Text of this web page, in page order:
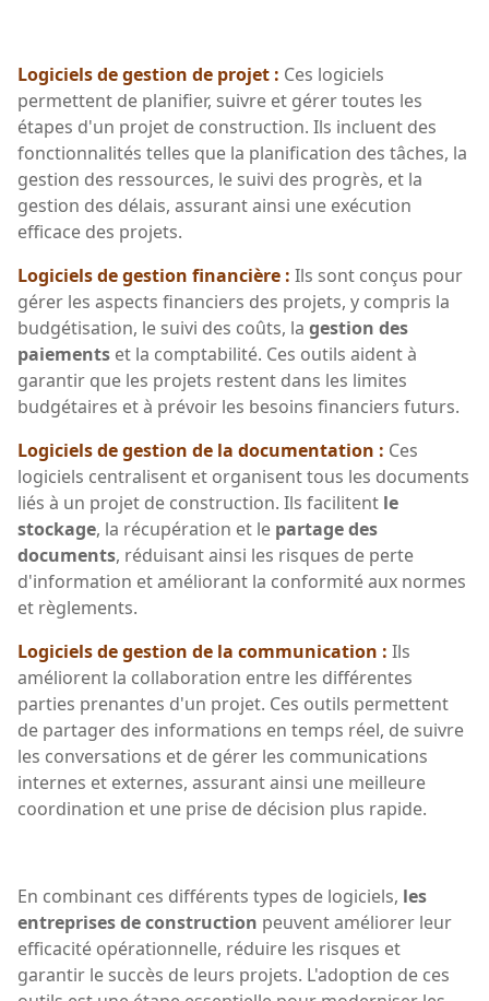
Logiciels de gestion de projet : Ces logiciels
permettent de planifier, suivre et gérer toutes les
étapes d'un projet de construction. Ils incluent des
fonctionnalités telles que la planification des tâches, la
gestion des ressources, le suivi des progrès, et la
gestion des délais, assurant ainsi une exécution
efficace des projets.
Logiciels de gestion financière : Ils sont conçus pour
gérer les aspects financiers des projets, y compris la
budgétisation, le suivi des coûts, la gestion des
paiements et la comptabilité. Ces outils aident à
garantir que les projets restent dans les limites
budgétaires et à prévoir les besoins financiers futurs.
Logiciels de gestion de la documentation : Ces
logiciels centralisent et organisent tous les documents
liés à un projet de construction. Ils facilitent le
stockage, la récupération et le partage des
documents, réduisant ainsi les risques de perte
d'information et améliorant la conformité aux normes
et règlements.
Logiciels de gestion de la communication : Ils
améliorent la collaboration entre les différentes
parties prenantes d'un projet. Ces outils permettent
de partager des informations en temps réel, de suivre
les conversations et de gérer les communications
internes et externes, assurant ainsi une meilleure
coordination et une prise de décision plus rapide.
En combinant ces différents types de logiciels, les
entreprises de construction peuvent améliorer leur
efficacité opérationnelle, réduire les risques et
garantir le succès de leurs projets. L'adoption de ces